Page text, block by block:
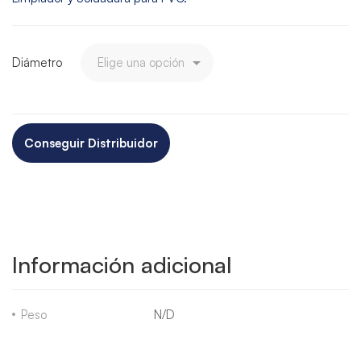
Diámetro
Conseguir Distribuidor
Información adicional
Peso N/D